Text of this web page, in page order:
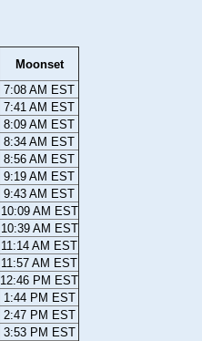
Moonset
7:08 AM EST
7:41 AM EST
8:09 AM EST
8:34 AM EST
8:56 AM EST
9:19 AM EST
9:43 AM EST
10:09 AM EST
10:39 AM EST
11:14 AM EST
11:57 AM EST
12:46 PM EST
1:44 PM EST
2:47 PM EST
3:53 PM EST